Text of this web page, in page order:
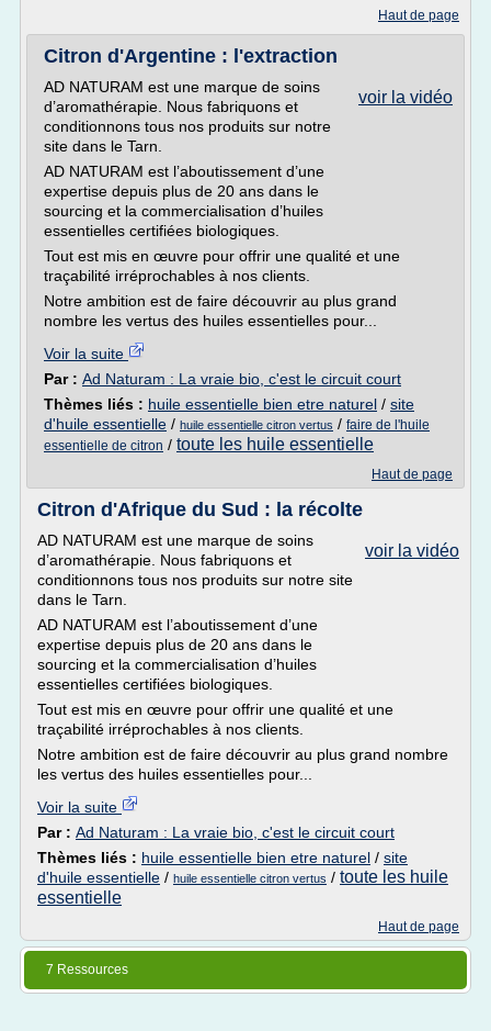
Haut de page
Citron d'Argentine : l'extraction
voir la vidéo
AD NATURAM est une marque de soins
d’aromathérapie. Nous fabriquons et
conditionnons tous nos produits sur notre
site dans le Tarn.
AD NATURAM est l’aboutissement d’une
expertise depuis plus de 20 ans dans le
sourcing et la commercialisation d’huiles
essentielles certifiées biologiques.
Tout est mis en œuvre pour offrir une qualité et une
traçabilité irréprochables à nos clients.
Notre ambition est de faire découvrir au plus grand
nombre les vertus des huiles essentielles pour...
Voir la suite
Par : Ad Naturam : La vraie bio, c'est le circuit court
Thèmes liés : huile essentielle bien etre naturel / site
d'huile essentielle / huile essentielle citron vertus / faire de l'huile
essentielle de citron / toute les huile essentielle
Haut de page
Citron d'Afrique du Sud : la récolte
voir la vidéo
AD NATURAM est une marque de soins
d’aromathérapie. Nous fabriquons et
conditionnons tous nos produits sur notre site
dans le Tarn.
AD NATURAM est l’aboutissement d’une
expertise depuis plus de 20 ans dans le
sourcing et la commercialisation d’huiles
essentielles certifiées biologiques.
Tout est mis en œuvre pour offrir une qualité et une
traçabilité irréprochables à nos clients.
Notre ambition est de faire découvrir au plus grand nombre
les vertus des huiles essentielles pour...
Voir la suite
Par : Ad Naturam : La vraie bio, c'est le circuit court
Thèmes liés : huile essentielle bien etre naturel / site
d'huile essentielle / huile essentielle citron vertus / toute les huile
essentielle
Haut de page
7 Ressources